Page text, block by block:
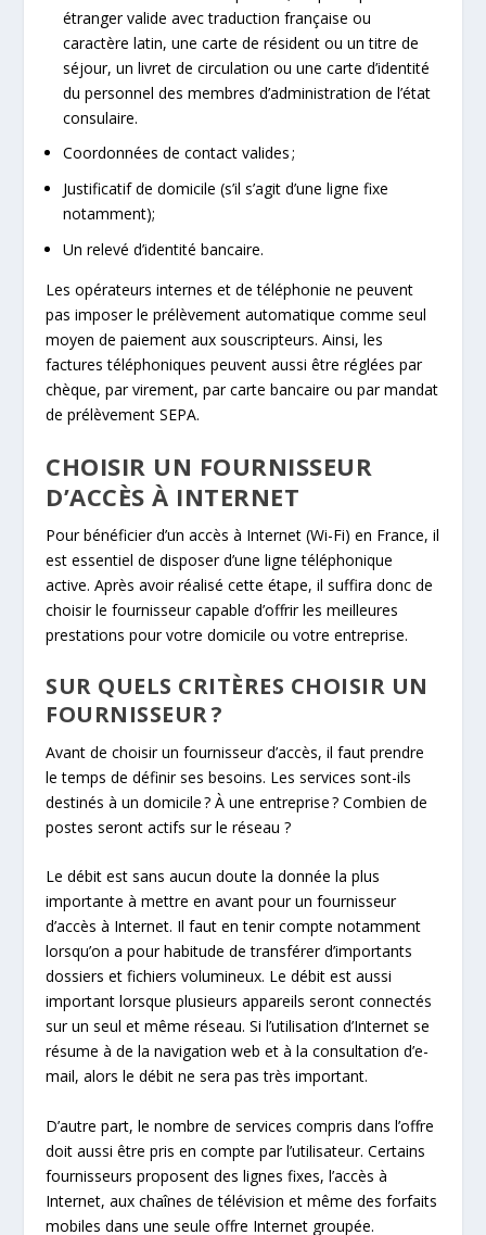
étranger valide avec traduction française ou
caractère latin, une carte de résident ou un titre de
séjour, un livret de circulation ou une carte d’identité
du personnel des membres d’administration de l’état
consulaire.
Coordonnées de contact valides ;
Justificatif de domicile (s’il s’agit d’une ligne fixe
notamment);
Un relevé d’identité bancaire.
Les opérateurs internes et de téléphonie ne peuvent
pas imposer le prélèvement automatique comme seul
moyen de paiement aux souscripteurs. Ainsi, les
factures téléphoniques peuvent aussi être réglées par
chèque, par virement, par carte bancaire ou par mandat
de prélèvement SEPA.
CHOISIR UN FOURNISSEUR
D’ACCÈS À INTERNET
Pour bénéficier d’un accès à Internet (Wi-Fi) en France, il
est essentiel de disposer d’une ligne téléphonique
active. Après avoir réalisé cette étape, il suffira donc de
choisir le fournisseur capable d’offrir les meilleures
prestations pour votre domicile ou votre entreprise.
SUR QUELS CRITÈRES CHOISIR UN
FOURNISSEUR ?
Avant de choisir un fournisseur d’accès, il faut prendre
le temps de définir ses besoins. Les services sont-ils
destinés à un domicile ? À une entreprise ? Combien de
postes seront actifs sur le réseau ?
Le débit est sans aucun doute la donnée la plus
importante à mettre en avant pour un fournisseur
d’accès à Internet. Il faut en tenir compte notamment
lorsqu’on a pour habitude de transférer d’importants
dossiers et fichiers volumineux. Le débit est aussi
important lorsque plusieurs appareils seront connectés
sur un seul et même réseau. Si l’utilisation d’Internet se
résume à de la navigation web et à la consultation d’e-
mail, alors le débit ne sera pas très important.
D’autre part, le nombre de services compris dans l’offre
doit aussi être pris en compte par l’utilisateur. Certains
fournisseurs proposent des lignes fixes, l’accès à
Internet, aux chaînes de télévision et même des forfaits
mobiles dans une seule offre Internet groupée.